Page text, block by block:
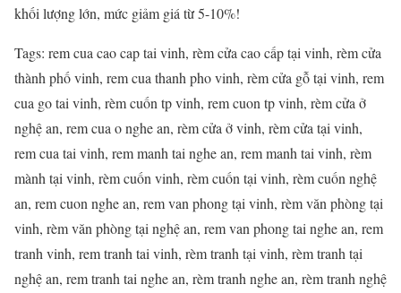
khối lượng lớn, mức giảm giá từ 5-10%!
Tags: rem cua cao cap tai vinh, rèm cửa cao cấp tại vinh, rèm cửa
thành phố vinh, rem cua thanh pho vinh, rèm cửa gỗ tại vinh, rem
cua go tai vinh, rèm cuốn tp vinh, rem cuon tp vinh, rèm cửa ở
nghệ an, rem cua o nghe an, rèm cửa ở vinh, rèm cửa tại vinh,
rem cua tai vinh, rem manh tai nghe an, rem manh tai vinh, rèm
mành tại vinh, rèm cuốn vinh, rèm cuốn tại vinh, rèm cuốn nghệ
an, rem cuon nghe an, rem van phong tại vinh, rèm văn phòng tại
vinh, rèm văn phòng tại nghệ an, rem van phong tai nghe an, rem
tranh vinh, rem tranh tai vinh, rèm tranh tại vinh, rèm tranh tại
nghệ an, rem tranh tai nghe an, rèm tranh nghe an, rèm tranh nghệ